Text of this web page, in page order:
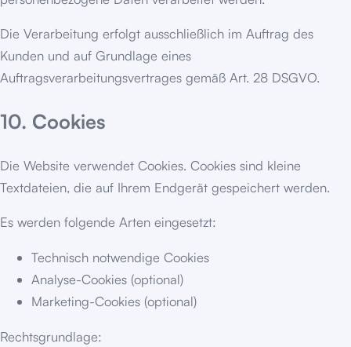
Die Verarbeitung erfolgt ausschließlich im Auftrag des
Kunden und auf Grundlage eines
Auftragsverarbeitungsvertrages gemäß Art. 28 DSGVO.
10. Cookies
Die Website verwendet Cookies. Cookies sind kleine
Textdateien, die auf Ihrem Endgerät gespeichert werden.
Es werden folgende Arten eingesetzt:
Technisch notwendige Cookies
Analyse-Cookies (optional)
Marketing-Cookies (optional)
Rechtsgrundlage: